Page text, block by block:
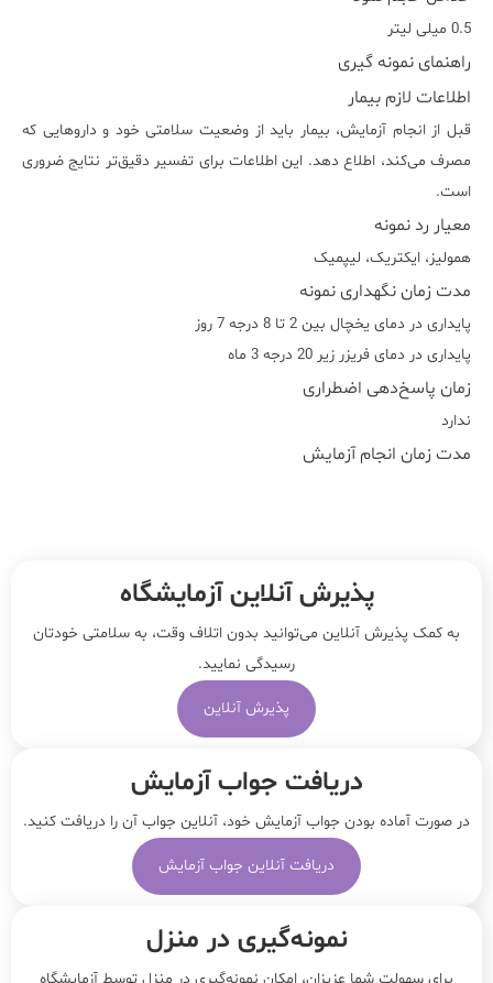
0.5 میلی لیتر
راهنمای نمونه گیری
اطلاعات لازم بیمار
قبل از انجام آزمایش، بیمار باید از وضعیت سلامتی خود و داروهایی که
مصرف می‌کند، اطلاع دهد. این اطلاعات برای تفسیر دقیق‌تر نتایج ضروری
است.
معیار رد نمونه
هموليز، ايکتريک، ليپميک
مدت زمان نگهداری نمونه
پایداری در دمای یخچال بین 2 تا 8 درجه 7 روز
پایداری در دمای فریزر زیر 20 درجه 3 ماه
زمان پاسخ‌دهی اضطراری
ندارد
مدت زمان انجام آزمایش
پذیرش آنلاین آزمایشگاه
به کمک پذیرش آنلاین می‌توانید بدون اتلاف وقت، به سلامتی خودتان
رسیدگی نمایید.
پذیرش آنلاین
دریافت جواب آزمایش
در صورت آماده بودن جواب آزمایش خود، آنلاین جواب‌ آن را دریافت کنید.
دریافت آنلاین جواب آزمایش
نمونه‌‌گیری در منزل